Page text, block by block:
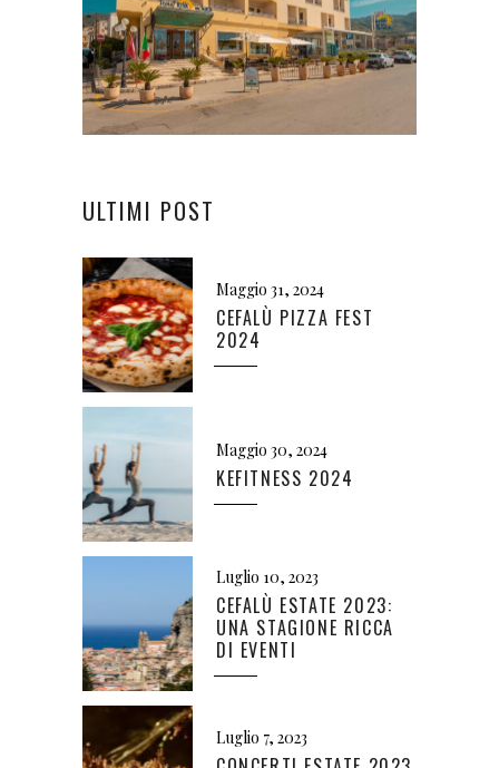
ULTIMI POST
Maggio 31, 2024
CEFALÙ PIZZA FEST
2024
Maggio 30, 2024
KEFITNESS 2024
Luglio 10, 2023
CEFALÙ ESTATE 2023:
UNA STAGIONE RICCA
DI EVENTI
Luglio 7, 2023